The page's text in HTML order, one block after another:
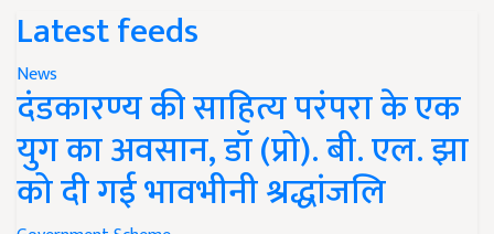
Latest feeds
News
दंडकारण्य की साहित्य परंपरा के एक
युग का अवसान, डॉ (प्रो). बी. एल. झा
को दी गई भावभीनी श्रद्धांजलि